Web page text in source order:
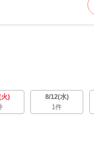
)
8/12(水)
1件